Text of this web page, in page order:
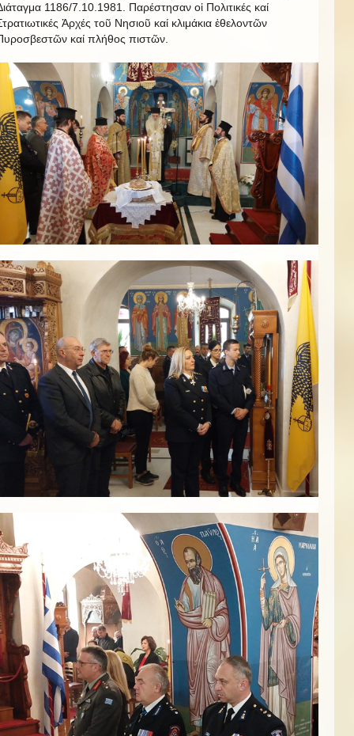
1186/7.10.1981. Παρέστησαν οἱ Πολιτικές καί
Ἀρχές τοῦ Νησιοῦ καί κλιμάκια ἐθελοντῶν
καί πλήθος πιστῶν.